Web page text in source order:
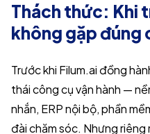
Thách thức: Khi
không gặp đúng
Trước khi Filum.ai đồng
thái công cụ vận hành —
nhắn, ERP nội bộ, phần
đài chăm sóc. Nhưng